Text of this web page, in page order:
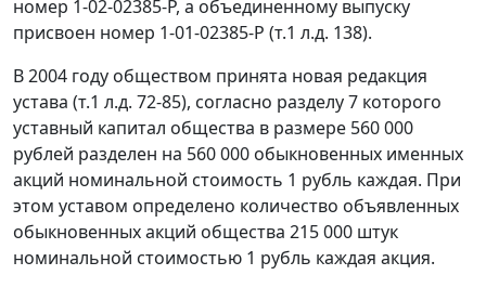
номер 1-02-02385-Р, а объединенному выпуску
присвоен номер 1-01-02385-Р (т.1 л.д. 138).
В 2004 году обществом принята новая редакция
устава (т.1 л.д. 72-85), согласно разделу 7 которого
уставный капитал общества в размере 560 000
рублей разделен на 560 000 обыкновенных именных
акций номинальной стоимость 1 рубль каждая. При
этом уставом определено количество объявленных
обыкновенных акций общества 215 000 штук
номинальной стоимостью 1 рубль каждая акция.